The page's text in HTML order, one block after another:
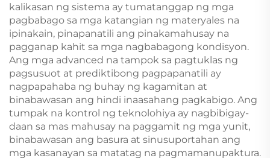
kalikasan ng sistema ay tumatanggap ng mga
pagbabago sa mga katangian ng materyales na
ipinakain, pinapanatili ang pinakamahusay na
pagganap kahit sa mga nagbabagong kondisyon.
Ang mga advanced na tampok sa pagtuklas ng
pagsusuot at prediktibong pagpapanatili ay
nagpapahaba ng buhay ng kagamitan at
binabawasan ang hindi inaasahang pagkabigo. Ang
tumpak na kontrol ng teknolohiya ay nagbibigay-
daan sa mas mahusay na paggamit ng mga yunit,
binabawasan ang basura at sinusuportahan ang
mga kasanayan sa matatag na pagmamanupaktura.